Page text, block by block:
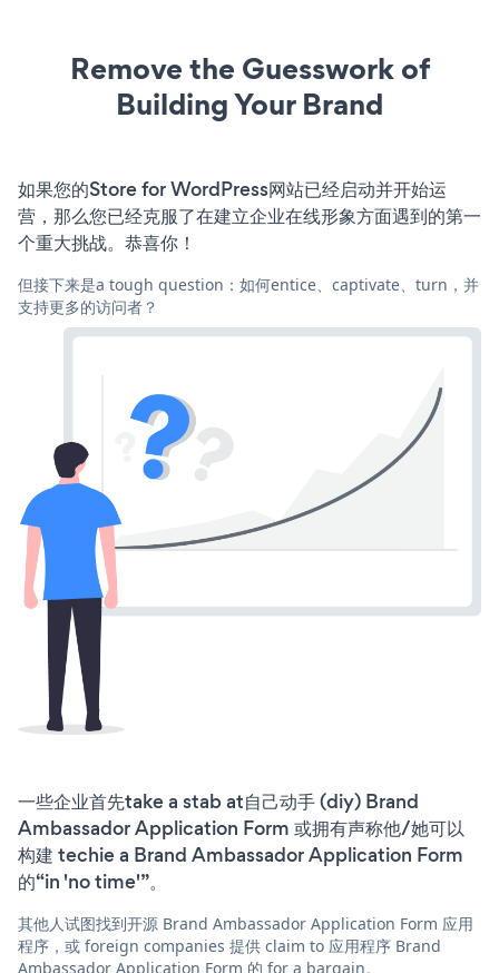
Remove the Guesswork of
Building Your Brand
如果您的Store for WordPress网站已经启动并开始运
营，那么您已经克服了在建立企业在线形象方面遇到的第一
个重大挑战。恭喜你！
但接下来是a tough question：如何entice、captivate、turn，并
支持更多的访问者？
一些企业首先take a stab at自己动手 (diy) Brand
Ambassador Application Form 或拥有声称他/她可以
构建 techie a Brand Ambassador Application Form
的“in 'no time'”。
其他人试图找到开源 Brand Ambassador Application Form 应用
程序，或 foreign companies 提供 claim to 应用程序 Brand
Ambassador Application Form 的 for a bargain。